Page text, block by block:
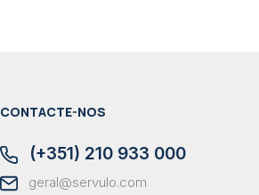
CONTACTE-NOS
(+351) 210 933 000
geral@servulo.com